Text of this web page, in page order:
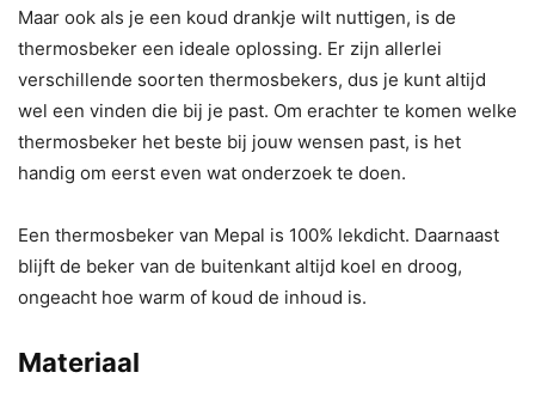
Maar ook als je een koud drankje wilt nuttigen, is de
thermosbeker een ideale oplossing. Er zijn allerlei
verschillende soorten thermosbekers, dus je kunt altijd
wel een vinden die bij je past. Om erachter te komen welke
thermosbeker het beste bij jouw wensen past, is het
handig om eerst even wat onderzoek te doen.
Een thermosbeker van Mepal is 100% lekdicht. Daarnaast
blijft de beker van de buitenkant altijd koel en droog,
ongeacht hoe warm of koud de inhoud is.
Materiaal